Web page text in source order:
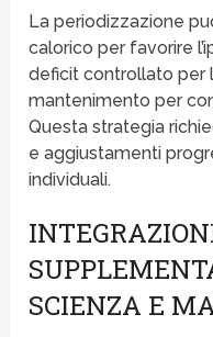
La periodizzazione
calorico per favorire
deficit controllato per
mantenimento per
Questa strategia
e aggiustamenti
individuali.
SCIENZA E